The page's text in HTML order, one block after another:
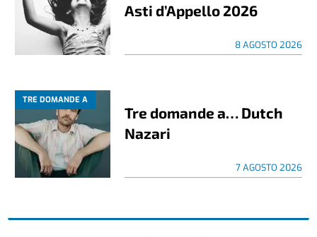
Asti d’Appello 2026
8 AGOSTO 2026
TRE DOMANDE A
Tre domande a… Dutch
Nazari
7 AGOSTO 2026